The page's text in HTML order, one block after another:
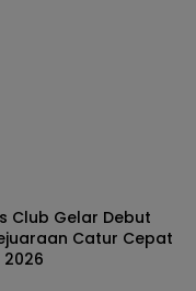
Club Gelar Debut
Catur Cepat